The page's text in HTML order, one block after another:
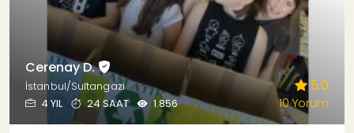
Cerenay D.
İstanbul/Sultangazi
4 YIL
24 SAAT 1.856
5.0
10 Yorum